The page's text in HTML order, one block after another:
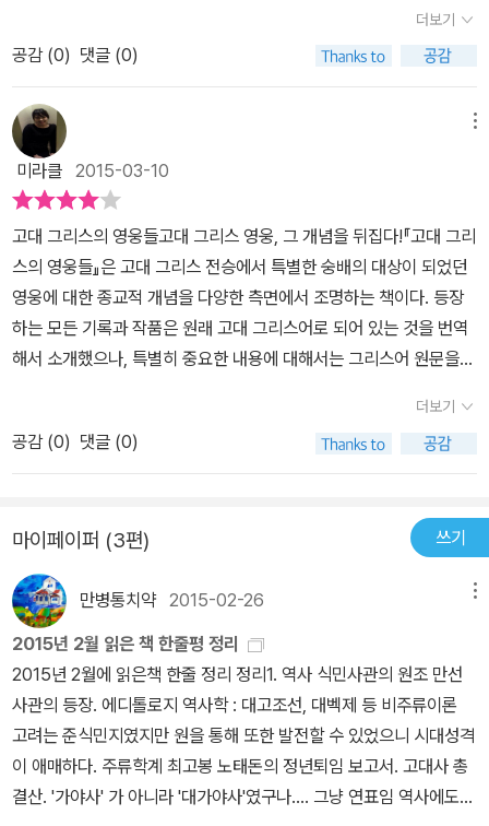
슬픔 비통함 그리고 여러 인격들을 통해서 뿜어져 나오는 분노의 감
정을 통해서 약간의 생소한 감정들을 느끼며 카타르시스를 느끼게 되
는데 역시 고대 그리스인들도 그러지 않았을까 싶다. 중세나 고대를
소개하는 책들 중에서 어떤 책들은 읽어도 읽어도 솔직히 이게 무슨
말인가 싶었는데 이 책은 번역이 잘 되어 있고 저자의 강의가 빛을 발
하는 책으로서 난해하지만은 않다. 후반부의 헤로도토스의 텍스트들
을 소개하는 여러가지 강의를 통해 고대 그리스의 역사를 엿볼 수도
있고 역시나 영어로 파생되는 수많은 단어들을 알게 되는 즐거움을
누릴 수 있다. 순수한 학문의 즐거움을 느낄 수 있다. 가격이 많이 비
싸지만 이 책은 정말 소장할만한 가치가 있는 책이다.
상태로 많은 부분에 분포되어 있고, 인류 역사 속에서 굉장히 오랜 시
간 함께 하고 있었다. 나지 교수가 1970년대 후반부터 하버드 대학
한 『고대 그리스의 영웅들』은 매력적인 책임에는 틀림이 없다. 상식
처럼 알고 있던 신화속 영웅들을 이렇게 하나하나 분석하면서 만나는
게 쉬운 일은 아니니 말이다. 필멸의 인간 영웅 아킬레우스에서 아고
라의 지성 소크라테스까지 말이다.
아볼 수 있기 때문에 소장가치 높은 이 책을 두고두고 시간날 때마다
꺼내서 읽고 싶을 정도로 참 자세하게 쓴 책이다. 또한 책 뒷편에 수록
된 중요 그리스어 단어목록은 그 단어가 가진 뜻을 명확하게 알 수 있
어서 좋았고, 수많은 참고문헌이 말해주듯 공들여 쓴 흔적이 보이는
책이다.
셈입니다. 인류가 가진 가장 오래된 '영웅전'의 연구라고 이름붙여도
좋을 듯합니다. 텍스트를 분석적으로 읽어내려가는 일종의 주석, 주
는 학술적인 영웅담에 더 가깝습니다. 그러니까 텍스트가 담고 있는
문학적 감동은 독자의 몫이기도 합니다. '영웅은 영웅을 숭배하는 의
식의 과정에서 절정의 순간에 신으로 불릴 수 있다'(779).저자가 관
심을 갖는 주제는 왜 영웅이 신과 같이 특별한 숭배의 대상이 되었는
가 하는 종교적 관점입니다. 주요 논지는 '영웅'은 신과는 달리 필멸성
이라는 한계에 갇혀 있다는 것입니다. 다시 말하면, 우리 모두는 영웅
의 운명은 필연적으로 '죽음'으로 끝날 수밖에 없는데 어떻게 그런 존
재가 신적인 영역에서 숭배대상이 될 수 있었느냐 하는 것입니다. '죽
하며, 두려운 것이 아니라 환영할 만한 것이 되어야 한다. 영웅은 궁극
3). 그래서 저자가 던지는 첫 질문이자 가장 핵심적인 질문은 '도대체
누가 영웅인가?' 하는 점입니다. 저자가 서사시적 영웅의 전형을 정리
한 것을 보면 매우 흥미로운 내용이 있습니다. 영웅 헤라클레스를 모
절치 못한 때, 예기치 않은 시기에 나타난다는 것, 또 극단적으로 긍정
적이거나 부정적인 모습을 하고 있다는 것, 또 영웅은 영웅과 매우 흡
사해 보이는 신에 대해 적대적이라는 것이 그것입니다. 동경의 대상
이자 숭배의 대상이기도 한 영웅에게서 극단적으로 부정적인 모습이
나타난다는 사실이 참 흥미롭습니다. 오이디푸스가 그러하듯이 영웅
은 실수하기도 하고 죄를 짓기도 하며 비극적인 운명에 처하기도 합
니다. '오이디푸스가 저지른 부정적인 행위들과 그로 인해 죄에 물들
게 된 것은 영웅시대에는 전형적인 일상이었다'(819). <고대 그리스
의 영웅들>은 신비한 징조를 지니고, 초인적인 능력을 겸비했으며,
불의를 응징하는 구원자이기도 하지만, 동시에 죄를 짓고 비극적인
서 영웅의 의미와 소크라테스를 그 안에 포함시킨 이유에 대해 특히
관심을 가지고 읽었다. 이 책에서 '영웅'이라 함은? 이 책에서 영웅
들의 속성들을 살펴보면, 그 안에 모험, 신성한 항해, 여정, 정신적 여
정, 철학적 여정이 들어 있다. 따라서 이 책에서는 그러한 속성을 구비
한 자가 바로 영웅인 것이다. 그러한 생각을 뒷받침하는 저자의 발언
은 다음과 같다. <신성한 항해를 뜻하는 그리스어 단어 테오리아 가
은유적으로 철학적 관조라는 개념을 포함하고 있다.> (1012쪽) <따
라서 철학적 관조라는 개념은 신성한 항해라는 의식뿐만 아니라 구원
의 신화와도 관련이 있다. 게다가 우리가 살펴보려는 것처럼 플라톤
이 소개하는 소크라테스는 심지어 신화 그 자체가 구원으로서의 가치
가 있다고 직접 말하기도 했다>(1012쪽) <제 23장에서 확인한 것
처럼 아테나이의 배가 겪는 신성한 항해는 철학적 관조로서의 신성한
여정의 개념과 일치하는 것이며, 여기에서 의미하는 관조는 파이돈에
서 극화된 대화의 살아있는 말이 계속 이어진다는 것이다. 그리고 대
구원을 받는 것처럼 말이다.> (1042쪽) 오이디푸스에 대하여 다음
과 같이 죽음과 부활을 이야기한다.<우리는 특별한 영웅들에 대한 신
화에서 이와 유사한 이중적 결과를 확인할 수 있다. 그리고 이러한 이
중적 결과를 그려내는 데는 많은 다양한 방식이 있지만 모든 것은 죽
음 이후에 어떤 식이든지 다시 살아나게 된다는 기본적인 결과로 이
어지게 된다.> (808쪽) <그 내용은 결국 죽음을 맞이한 이후에 다
시 살아오는 인간에 대한 특별한 영웅 추종 현상에서 비롯된 것이다.
> (808쪽) 이와 같은 이치는 헤라클레스의 경우도 마찬가지이다.
<헤라클레스는 죽음의 순간에 다시 의식을 되찾고 올림푸스 산 꼭대
기에 와 있는 자신의 모습을 발견하게 된다. 바로 불멸의 산들 사이에
더보기
공감 (0) 댓글 (0)
미라클 2015-03-10
고대 그리스의 영웅들고대 그리스 영웅, 그 개념을 뒤집다!『고대 그리
스의 영웅들』은 고대 그리스 전승에서 특별한 숭배의 대상이 되었던
영웅에 대한 종교적 개념을 다양한 측면에서 조명하는 책이다. 등장
하는 모든 기록과 작품은 원래 고대 그리스어로 되어 있는 것을 번역
해서 소개했으나, 특별히 중요한 내용에 대해서는 그리스어 원문을
같은 유물의 사진들을 부족함 없이 보충해 독자들의 생생한 이해를
도왔다.고대 그리스에서 ‘영웅’이 갖는 의미가 현 세대가 이해하는 것
과 크게 다르다고 역설하는 이 책은, 역사적인 맥락의 분석을 통해서
영웅들을 진정으로 이해할 수 있다고 주장한다. 이 주장을 바탕으로
서사시와 서정시의 가장 오랫동안 남아있는 형태 속에 등장하는 영웅
부터 다양한 산문매체 속에 등장하는 영웅들 등을 총 5부로 구성해
소개했다. [인터넷 교보문고 제공] 아르's Review ​ 그리스 신화
에 대한 막연한 호기심으로 이런 저런 책들을 뒤척여보기는 했지만
어느 정도 시간이 지나면 다시 텅 비어 버리는 나로서는 늘 이 분야에
대해 제대로 배우고 싶다는 갈망만을 안고 있었는데 이 <고대 그리스
의 영웅들>은 그리스 신화에 대한 이야기는 물론 신화 속 영웅으로
칭송 받는 인물들에 대해 깊게 파고드는 강의라고 하니, 그리스 신화
더보기
공감 (0) 댓글 (0)
마이페이퍼 (3편) 쓰기
만병통치약2015-02-26
2015년 2월 읽은 책 한줄평 정리
2015년 2월에 읽은책 한줄 정리 정리1. 역사 식민사관의 원조 만선
사관의 등장. 에디톨로지 역사학 : 대고조선, 대벡제 등 비주류이론
고려는 준식민지였지만 원을 통해 또한 발전할 수 있었으니 시대성격
이 애매하다. 주류학계 최고봉 노태돈의 정년퇴임 보고서. 고대사 총
결산. '가야사' 가 아니라 '대가야사'였구나.... 그냥 연표임 역사에도